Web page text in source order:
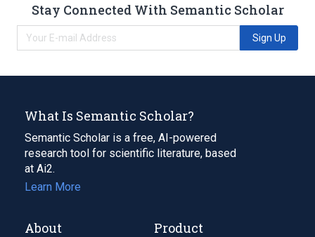
Stay Connected With Semantic Scholar
Sign Up
What Is Semantic Scholar?
Semantic Scholar is a free, AI-powered
research tool for scientific literature, based
at Ai2.
Learn More
About Product